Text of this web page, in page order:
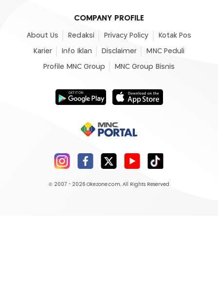
COMPANY PROFILE
About Us Redaksi Privacy Policy Kotak Pos
Karier Info Iklan Disclaimer MNC Peduli
Profile MNC Group MNC Group Bisnis
© 2007 - 2026 Okezone.com, All Rights Reserved